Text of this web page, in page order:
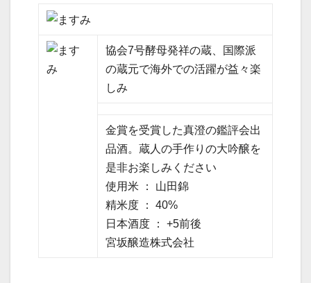
協会7号酵母発祥の蔵、国際派
の蔵元で海外での活躍が益々楽
しみ
金賞を受賞した真澄の鑑評会出
品酒。蔵人の手作りの大吟醸を
是非お楽しみください
使用米 ： 山田錦
精米度 ： 40%
日本酒度 ： +5前後
宮坂醸造株式会社